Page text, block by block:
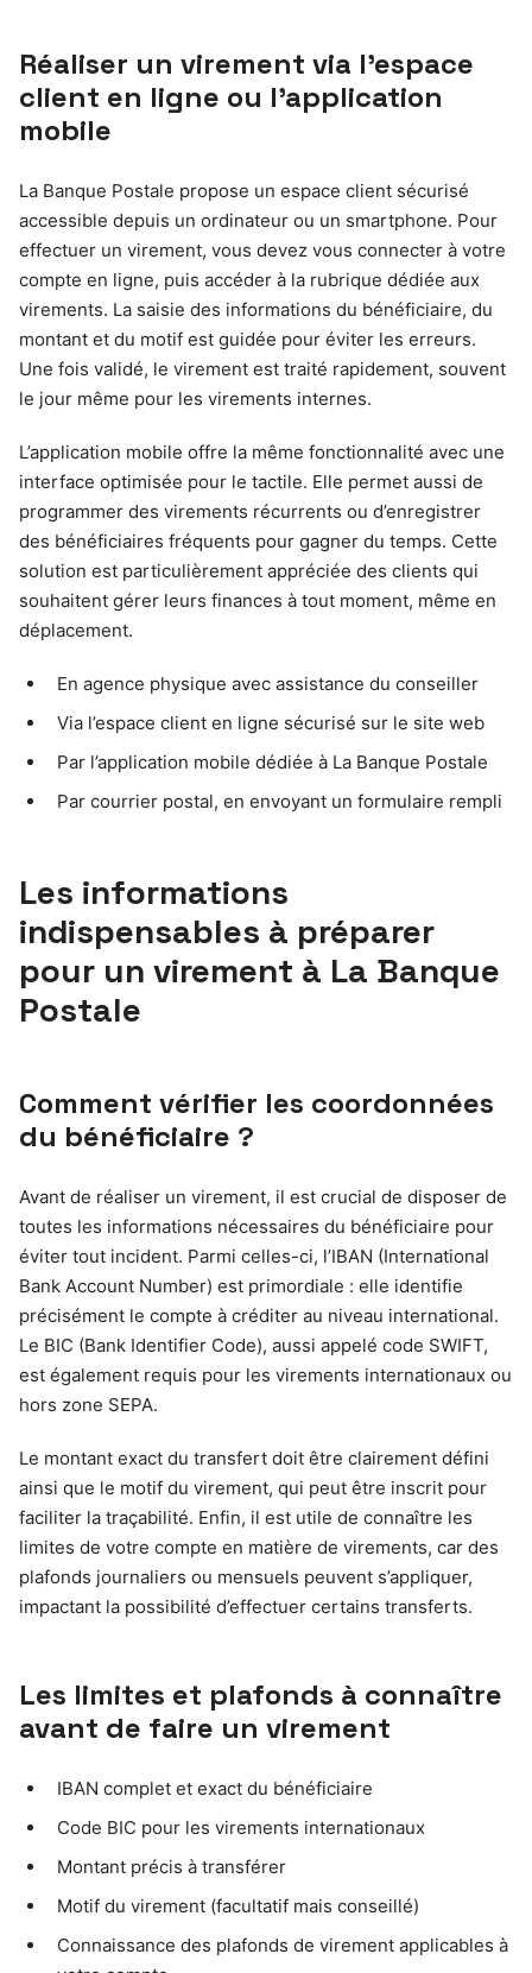
Réaliser un virement via l’espace
client en ligne ou l’application
mobile
La Banque Postale propose un espace client sécurisé
accessible depuis un ordinateur ou un smartphone. Pour
effectuer un virement, vous devez vous connecter à votre
compte en ligne, puis accéder à la rubrique dédiée aux
virements. La saisie des informations du bénéficiaire, du
montant et du motif est guidée pour éviter les erreurs.
Une fois validé, le virement est traité rapidement, souvent
le jour même pour les virements internes.
L’application mobile offre la même fonctionnalité avec une
interface optimisée pour le tactile. Elle permet aussi de
programmer des virements récurrents ou d’enregistrer
des bénéficiaires fréquents pour gagner du temps. Cette
solution est particulièrement appréciée des clients qui
souhaitent gérer leurs finances à tout moment, même en
déplacement.
En agence physique avec assistance du conseiller
Via l’espace client en ligne sécurisé sur le site web
Par l’application mobile dédiée à La Banque Postale
Par courrier postal, en envoyant un formulaire rempli
Les informations
indispensables à préparer
pour un virement à La Banque
Postale
Comment vérifier les coordonnées
du bénéficiaire ?
Avant de réaliser un virement, il est crucial de disposer de
toutes les informations nécessaires du bénéficiaire pour
éviter tout incident. Parmi celles-ci, l’IBAN (International
Bank Account Number) est primordiale : elle identifie
précisément le compte à créditer au niveau international.
Le BIC (Bank Identifier Code), aussi appelé code SWIFT,
est également requis pour les virements internationaux ou
hors zone SEPA.
Le montant exact du transfert doit être clairement défini
ainsi que le motif du virement, qui peut être inscrit pour
faciliter la traçabilité. Enfin, il est utile de connaître les
limites de votre compte en matière de virements, car des
plafonds journaliers ou mensuels peuvent s’appliquer,
impactant la possibilité d’effectuer certains transferts.
Les limites et plafonds à connaître
avant de faire un virement
IBAN complet et exact du bénéficiaire
Code BIC pour les virements internationaux
Montant précis à transférer
Motif du virement (facultatif mais conseillé)
Connaissance des plafonds de virement applicables à